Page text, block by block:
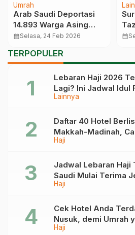
Umrah
Arab Saudi Deportasi
14.893 Warga Asing
Ilegal dalam Sepekan
calendar_monthSelasa, 24 Feb 2026 calendar_month
TERPOPULER
Lainnya
Lebaran Haji 2026
Lagi? Ini Jadwal Idul
Tahun Depan
Haji
Daftar 40 Hotel
Makkah-Madinah,
Cek di Sini
Haji
Jadwal Lebaran Haji
Saudi Mulai Terima
Haji
Cek Hotel Anda
Nusuk, demi Umrah
Tidak Dimanipulasi